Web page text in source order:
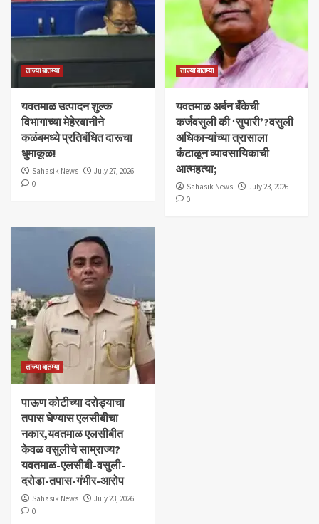
ताज्या बातम्या
यवतमाळ उत्पादन शुल्क
विभागाच्या मेहेरबानीने
कळंबमध्ये प्रतिबंधित दारूचा
धुमाकूळ!
Sahasik News
July 27, 2026
0
ताज्या बातम्या
​यवतमाळ अर्बन बँकेची
कर्जवसुली की ‘सुपारी’?वसुली
अधिकाऱ्यांच्या त्रासाला
कंटाळून व्यावसायिकाची
आत्महत्या;
Sahasik News
July 23, 2026
0
ताज्या बातम्या
पाऊण कोटीच्या दरोड्याचा
तपास घेण्यास एलसीबीचा
नकार,यवतमाळ एलसीबीत
केवळ वसुलीचे साम्राज्य?
यवतमाळ-एलसीबी-वसुली-
दरोडा-तपास-गंभीर-आरोप
Sahasik News
July 23, 2026
0